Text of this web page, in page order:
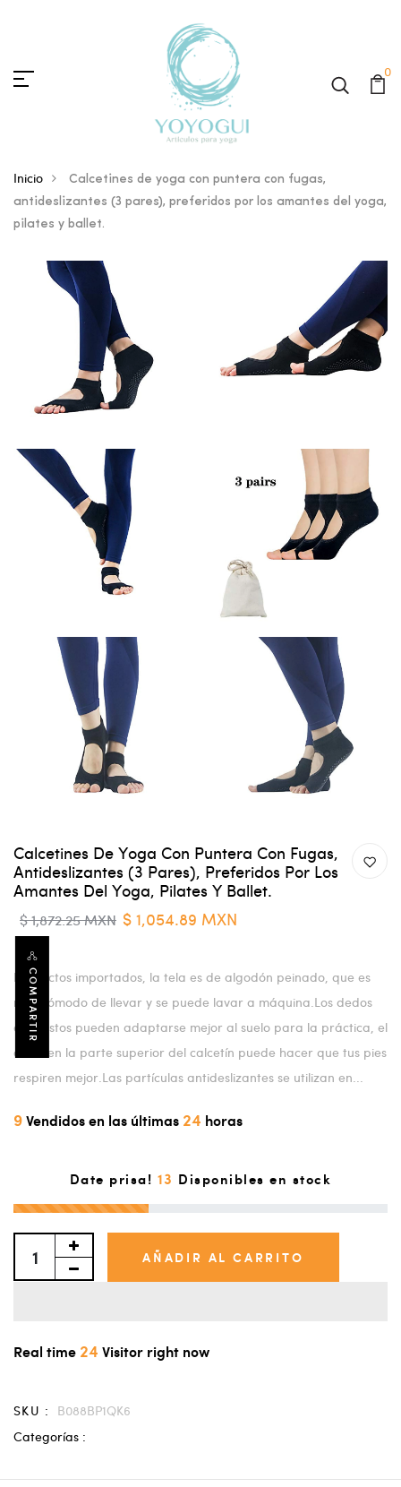
0
COMPARTIR
Inicio
Calcetines de yoga con puntera con fugas,
antideslizantes (3 pares), preferidos por los amantes del yoga,
pilates y ballet.
Calcetines De Yoga Con Puntera Con Fugas,
Antideslizantes (3 Pares), Preferidos Por Los
Amantes Del Yoga, Pilates Y Ballet.
$ 1,872.25 MXN $ 1,054.89 MXN
Productos importados, la tela es de algodón peinado, que es
más cómodo de llevar y se puede lavar a máquina.Los dedos
expuestos pueden adaptarse mejor al suelo para la práctica, el
corte en la parte superior del calcetín puede hacer que tus pies
respiren mejor.Las partículas antideslizantes se utilizan en...
9Vendidos en las últimas 24 horas
Date prisa! 13 Disponibles en stock
AÑADIR AL CARRITO
Real time 24 Visitor right now
SKU :
B088BP1QK6
Categorías :